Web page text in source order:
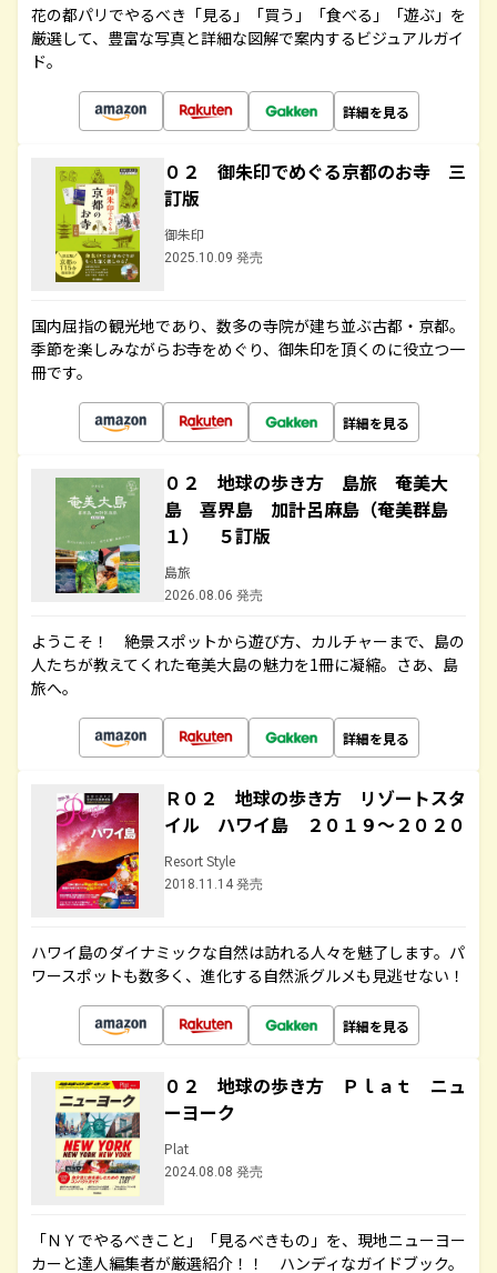
花の都パリでやるべき「見る」「買う」「食べる」「遊ぶ」を
厳選して、豊富な写真と詳細な図解で案内するビジュアルガイ
ド。
詳細を見る
０２ 御朱印でめぐる京都のお寺 三
訂版
御朱印
2025.10.09 発売
国内屈指の観光地であり、数多の寺院が建ち並ぶ古都・京都。
季節を楽しみながらお寺をめぐり、御朱印を頂くのに役立つ一
冊です。
詳細を見る
０２ 地球の歩き方 島旅 奄美大
島 喜界島 加計呂麻島（奄美群島
１） ５訂版
島旅
2026.08.06 発売
ようこそ！ 絶景スポットから遊び方、カルチャーまで、島の
人たちが教えてくれた奄美大島の魅力を1冊に凝縮。さあ、島
旅へ。
詳細を見る
Ｒ０２ 地球の歩き方 リゾートスタ
イル ハワイ島 ２０１９～２０２０
Resort Style
2018.11.14 発売
ハワイ島のダイナミックな自然は訪れる人々を魅了します。パ
ワースポットも数多く、進化する自然派グルメも見逃せない！
詳細を見る
０２ 地球の歩き方 Ｐｌａｔ ニュ
ーヨーク
Plat
2024.08.08 発売
「ＮＹでやるべきこと」「見るべきもの」を、現地ニューヨー
カーと達人編集者が厳選紹介！！ ハンディなガイドブック。